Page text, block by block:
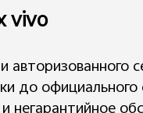
наличие новых
патча
vivo
до официального